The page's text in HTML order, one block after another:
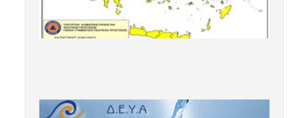
7 Αυγούστου 2026 10:24 komotini24